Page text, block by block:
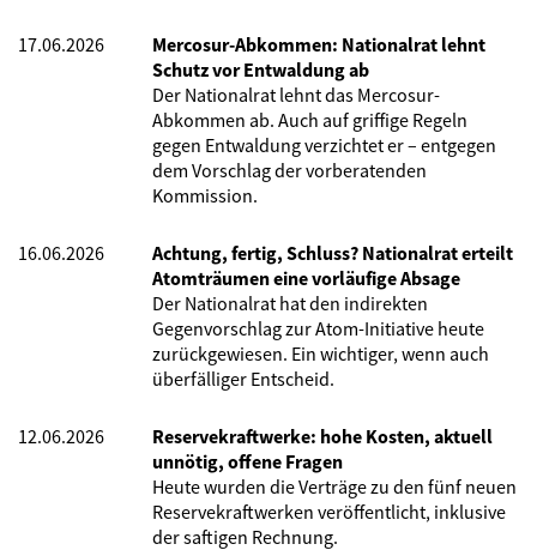
17.06.2026
Mercosur-Abkommen: Nationalrat lehnt
Schutz vor Entwaldung ab
Der Nationalrat lehnt das Mercosur-
Abkommen ab. Auch auf griffige Regeln
gegen Entwaldung verzichtet er – entgegen
dem Vorschlag der vorberatenden
Kommission.
16.06.2026
Achtung, fertig, Schluss? Nationalrat erteilt
Atomträumen eine vorläufige Absage
Der Nationalrat hat den indirekten
Gegenvorschlag zur Atom-Initiative heute
zurückgewiesen. Ein wichtiger, wenn auch
überfälliger Entscheid.
12.06.2026
Reservekraftwerke: hohe Kosten, aktuell
unnötig, offene Fragen
Heute wurden die Verträge zu den fünf neuen
Reservekraftwerken veröffentlicht, inklusive
der saftigen Rechnung.